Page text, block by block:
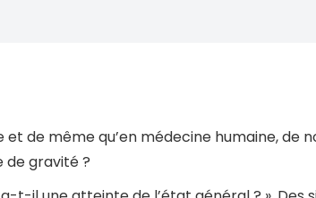
de même qu’en médecine humaine, de
gravité ?